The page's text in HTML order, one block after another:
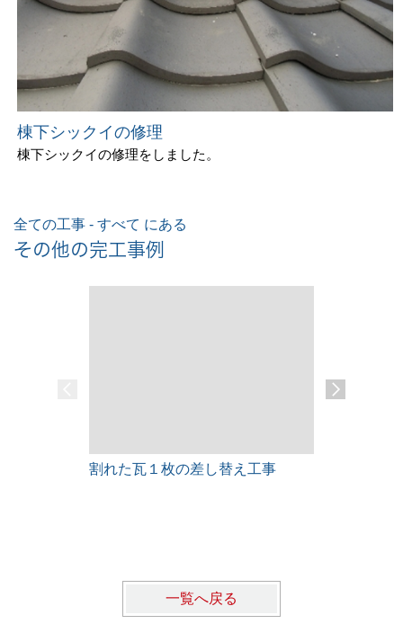
棟下シックイの修理
棟下シックイの修理をしました。
全ての工事 - すべて にある
その他の完工事例
割れた瓦１枚の差し替え工事
一覧へ戻る